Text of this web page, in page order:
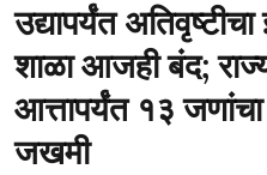
उद्यापर्यंत
शाळा आजही बंद;
आत्तापर्यंत १३
जखमी